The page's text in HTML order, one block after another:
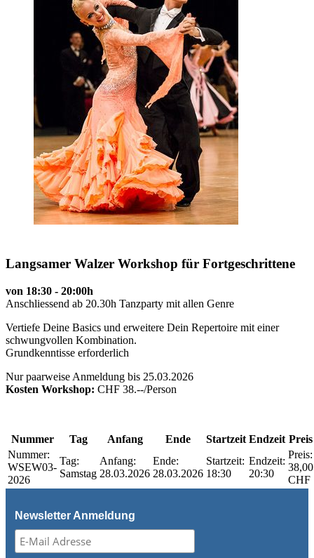
Langsamer Walzer Workshop für Fortgeschrittene
von 18:30 - 20:00h
Anschliessend ab 20.30h Tanzparty mit allen Genre
Vertiefe Deine Basics und erweitere Dein Repertoire mit einer
schwungvollen Kombination.
Grundkenntisse erforderlich
Nur paarweise Anmeldung bis 25.03.2026
Kosten Workshop: CHF 38.--/Person
Nummer Tag Anfang Ende Startzeit Endzeit Preis
Nummer:
WSEW03-
2026
Tag:
Samstag
Anfang:
28.03.2026
Ende:
28.03.2026
Startzeit:
18:30
Endzeit:
20:30
Preis:
38,00
CHF
Newsletter Anmeldung